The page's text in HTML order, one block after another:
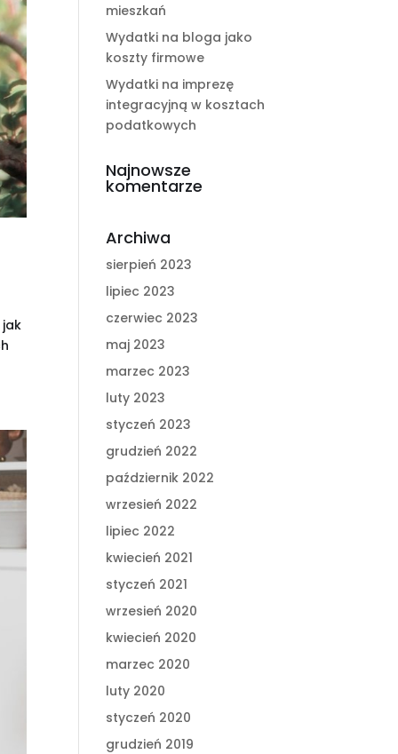
mieszkań
Wydatki na bloga jako
koszty firmowe
Wydatki na imprezę
integracyjną w kosztach
podatkowych
Najnowsze
komentarze
Archiwa
sierpień 2023
lipiec 2023
czerwiec 2023
maj 2023
marzec 2023
luty 2023
styczeń 2023
grudzień 2022
październik 2022
wrzesień 2022
lipiec 2022
kwiecień 2021
styczeń 2021
wrzesień 2020
kwiecień 2020
marzec 2020
luty 2020
styczeń 2020
grudzień 2019